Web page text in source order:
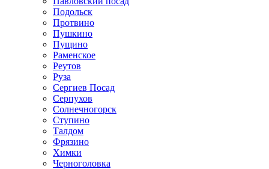
Подольск
Протвино
Пушкино
Пущино
Раменское
Реутов
Руза
Сергиев Посад
Серпухов
Солнечногорск
Ступино
Талдом
Фрязино
Химки
Черноголовка